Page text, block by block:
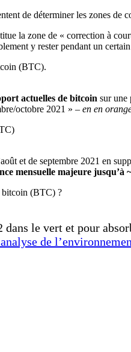
de déterminer les zones
la zone de « correction à
y rester pendant un
actuelles de bitcoin sur une
octobre 2021 » – en en
et de septembre 2021 en
mensuelle majeure jusqu’à
le vert et pour
de